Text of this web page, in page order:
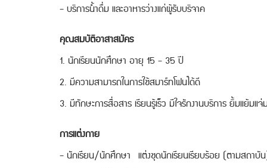
- บริการน้ำดื่ม และอาหารว่างแก่ผู้รับบริจาค
คุณสมบัติอาสาสมัคร
1. นักเรียนนักศึกษา อายุ 15 - 35 ปี
2. มีความสามารถในการใช้สมาร์ทโฟนได้ดี
3. มีทักษะการสื่อสาร เรียนรู้เร็ว มีใจรักงานบริการ ยิ้มแย้มแจ่
การแต่งกาย
- นักเรียน/นักศึกษา แต่งชุดนักเรียนเรียบร้อย (ตามสถาบั